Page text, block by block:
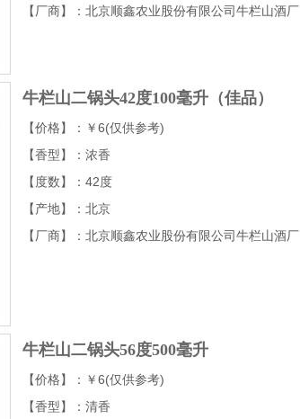
【厂商】：北京顺鑫农业股份有限公司牛栏山酒厂
牛栏山二锅头42度100毫升（佳品）
【价格】：￥6(仅供参考)
【香型】：浓香
【度数】：42度
【产地】：北京
【厂商】：北京顺鑫农业股份有限公司牛栏山酒厂
牛栏山二锅头56度500毫升
【价格】：￥6(仅供参考)
【香型】：清香